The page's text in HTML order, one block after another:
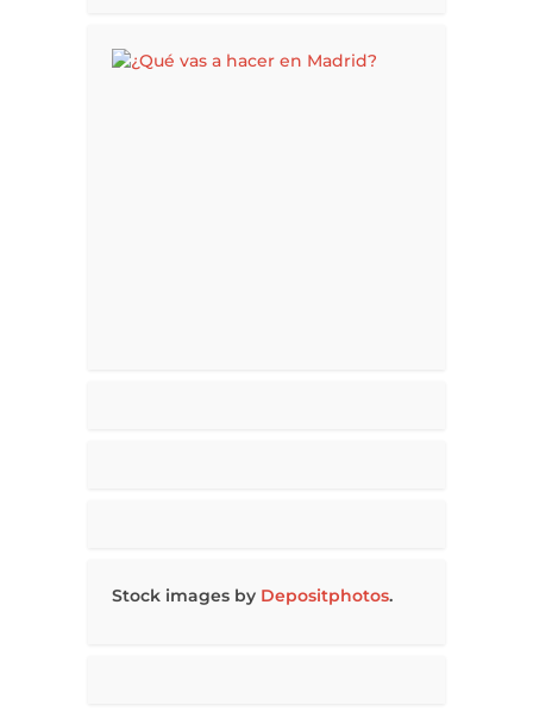
Stock images by Depositphotos.